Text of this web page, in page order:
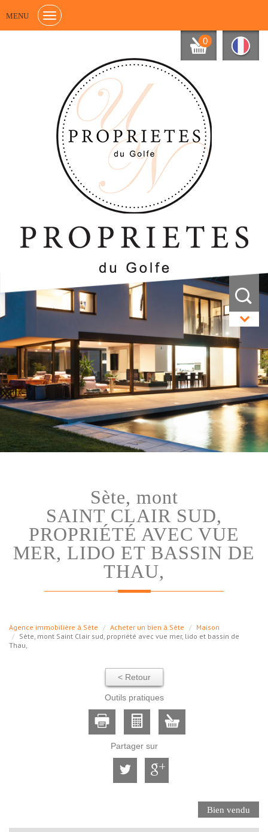
MENU
0
sète, mont
SAINT CLAIR SUD,
PROPRIÉTÉ AVEC VUE
MER, LIDO ET BASSIN DE
THAU,
Agence immobilière à Sète Acheter un bien à Sète
Maison
Sète, mont Saint Clair sud, propriété avec vue mer, lido et bassin de
Thau,
< Retour
Outils pratiques
Partager sur
Bien vendu